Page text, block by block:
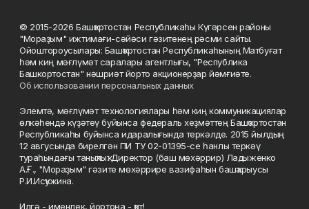
© 2015-2026 Башҡортостан Республикаһы Күгәрсен районы
"Мораҙым" ижтимағи-сәйәси гәзитенең рәсми сайты.
Ойоштороусылары: Башҡортостан Республикаһының Матбуғат
һәм киң мәғлүмәт саралары агентлығы, "Республика
Башкортостан" нәшриәт йорто акционерҙар йәмғиәте.
Об использовании персональных данных
Элемтә, мәғлүмәт технологиялары һәм киң коммуникациялар
өлкәһендә күҙәтеү буйынса федераль хеҙмәттең Башҡортостан
Республикаһы буйынса идаралығында теркәлде. 2015 йылдың
12 авгусында бирелгән ПИ ТУ 02-01395-се һанлы теркәү
тураһындағы таныҡлыҡ. Директор (баш мөхәррир) Ладыженко
А.Ғ., "Мораҙым" гәзите мөхәррире вазифаһын башҡарыусы
Р.И.Исҡужина.
Илгә - именлек, йортоңа - ҡот!